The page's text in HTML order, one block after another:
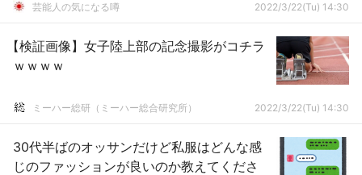
芸能人の気になる噂 2022/3/22(Tu) 14:30
【検証画像】女子陸上部の記念撮影がコチラ
ｗｗｗｗ
ミーハー総研（ミーハー総合研究所） 2022/3/22(Tu) 14:30
30代半ばのオッサンだけど私服はどんな感
じのファッションが良いのか教えてくださ